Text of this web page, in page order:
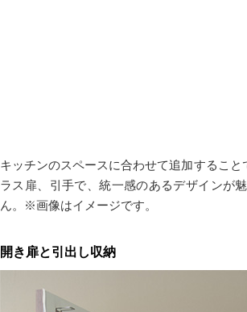
キッチンのスペースに合わせて追加するこ
ラス扉、引手で、統一感のあるデザインが
ん。※画像はイメージです。
開き扉と引出し収納